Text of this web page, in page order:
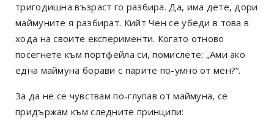
тригодишна възраст го разбира. Да, има дете, дори
маймуните я разбират. Кийт Чен се убеди в това в
хода на своите експерименти. Когато отново
посегнете към портфейла си, помислете: „Ами ако
една маймуна борави с парите по-умно от мен?“.
За да не се чувствам по-глупав от маймуна, се
придържам към следните принципи: